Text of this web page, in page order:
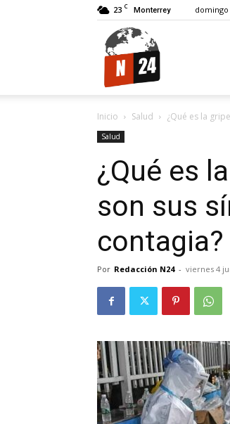
23 C Monterrey domingo
Inicio Salud ¿Qué es la
Salud
¿Qué es
son sus
contagia?
Por Redacción N24 - viernes 4